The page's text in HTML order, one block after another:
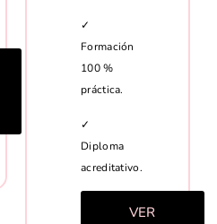
✓
Formación
100 %
práctica.
✓
Diploma
acreditativo.
VER